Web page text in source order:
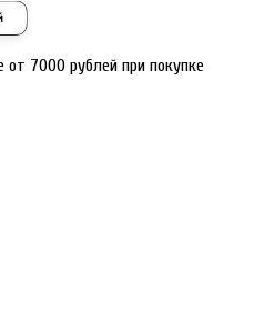
от 7000 рублей при покупке